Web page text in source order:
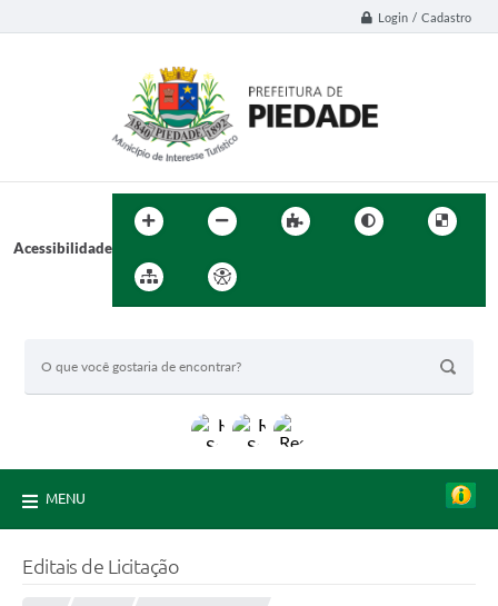
Login / Cadastro
Acessibilidade
MENU
Editais de Licitação